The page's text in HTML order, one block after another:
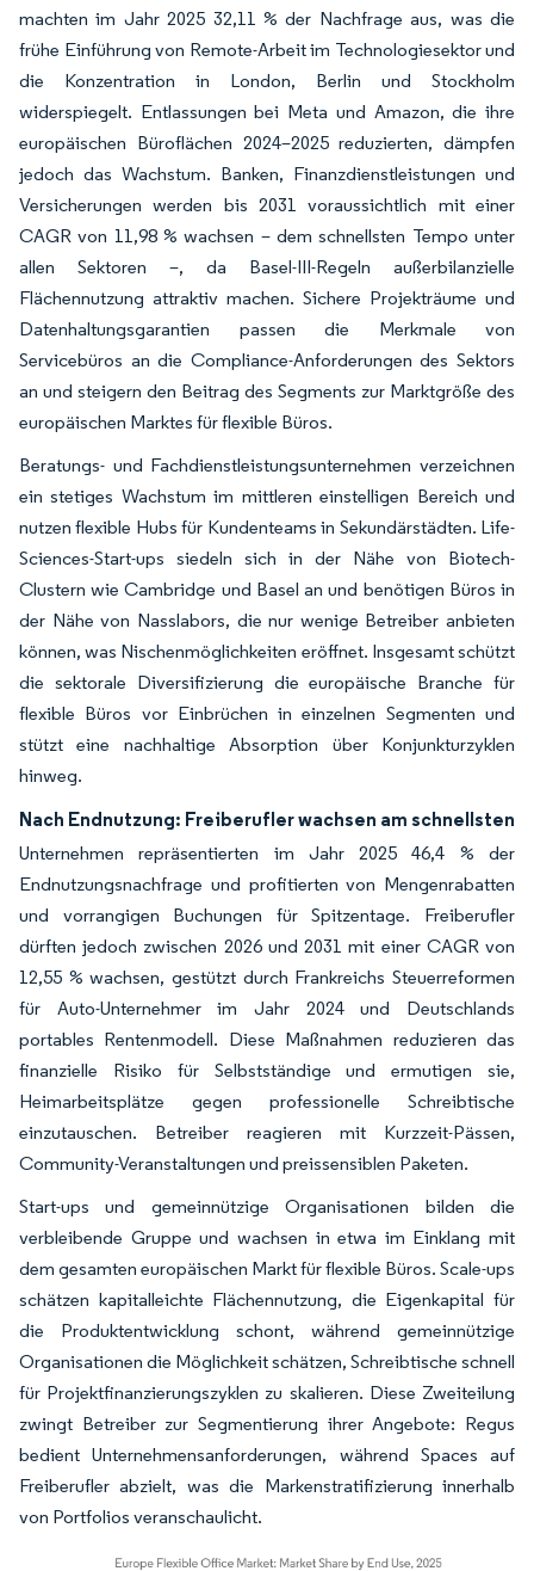
machten im Jahr 2025 32,11 % der Nachfrage aus, was die
frühe Einführung von Remote-Arbeit im Technologiesektor und
die Konzentration in London, Berlin und Stockholm
widerspiegelt. Entlassungen bei Meta und Amazon, die ihre
europäischen Büroflächen 2024–2025 reduzierten, dämpfen
jedoch das Wachstum. Banken, Finanzdienstleistungen und
Versicherungen werden bis 2031 voraussichtlich mit einer
CAGR von 11,98 % wachsen – dem schnellsten Tempo unter
allen Sektoren –, da Basel-III-Regeln außerbilanzielle
Flächennutzung attraktiv machen. Sichere Projekträume und
Datenhaltungsgarantien passen die Merkmale von
Servicebüros an die Compliance-Anforderungen des Sektors
an und steigern den Beitrag des Segments zur Marktgröße des
europäischen Marktes für flexible Büros.
Beratungs- und Fachdienstleistungsunternehmen verzeichnen
ein stetiges Wachstum im mittleren einstelligen Bereich und
nutzen flexible Hubs für Kundenteams in Sekundärstädten. Life-
Sciences-Start-ups siedeln sich in der Nähe von Biotech-
Clustern wie Cambridge und Basel an und benötigen Büros in
der Nähe von Nasslabors, die nur wenige Betreiber anbieten
können, was Nischenmöglichkeiten eröffnet. Insgesamt schützt
die sektorale Diversifizierung die europäische Branche für
flexible Büros vor Einbrüchen in einzelnen Segmenten und
stützt eine nachhaltige Absorption über Konjunkturzyklen
hinweg.
Nach Endnutzung: Freiberufler wachsen am schnellsten
Unternehmen repräsentierten im Jahr 2025 46,4 % der
Endnutzungsnachfrage und profitierten von Mengenrabatten
und vorrangigen Buchungen für Spitzentage. Freiberufler
dürften jedoch zwischen 2026 und 2031 mit einer CAGR von
12,55 % wachsen, gestützt durch Frankreichs Steuerreformen
für Auto-Unternehmer im Jahr 2024 und Deutschlands
portables Rentenmodell. Diese Maßnahmen reduzieren das
finanzielle Risiko für Selbstständige und ermutigen sie,
Heimarbeitsplätze gegen professionelle Schreibtische
einzutauschen. Betreiber reagieren mit Kurzzeit-Pässen,
Community-Veranstaltungen und preissensiblen Paketen.
Start-ups und gemeinnützige Organisationen bilden die
verbleibende Gruppe und wachsen in etwa im Einklang mit
dem gesamten europäischen Markt für flexible Büros. Scale-ups
schätzen kapitalleichte Flächennutzung, die Eigenkapital für
die Produktentwicklung schont, während gemeinnützige
Organisationen die Möglichkeit schätzen, Schreibtische schnell
für Projektfinanzierungszyklen zu skalieren. Diese Zweiteilung
zwingt Betreiber zur Segmentierung ihrer Angebote: Regus
bedient Unternehmensanforderungen, während Spaces auf
Freiberufler abzielt, was die Markenstratifizierung innerhalb
von Portfolios veranschaulicht.